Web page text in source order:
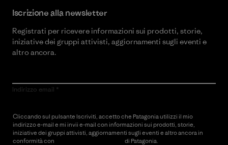
Iscrizione alla newsletter
Registrati per ricevere informazioni sui prodotti, storie,
iniziative dei gruppi attivisti, aggiornamenti sugli eventi e
altro ancora.
Indirizzo email
Cliccando sul pulsante Iscriviti, accetto che Patagonia utilizzi il mio
indirizzo e-mail e mi invii e-mail con informazioni sui prodotti, storie,
iniziative dei gruppi attivisti, aggiornamenti sugli eventi e altro ancora in
conformità con
di Patagonia.